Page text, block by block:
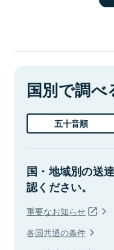
国別で調べ
五十音順
国・地域別の送
認ください。
重要なお知らせ
各国共通の条件